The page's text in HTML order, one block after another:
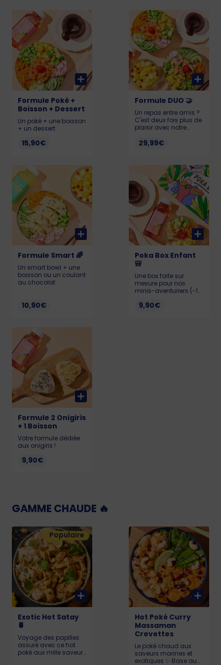
Formule Poké +
Boisson + Dessert
Un poké + une boisson
+ un dessert
15,90€
Formule DUO 🤝
Un repas entre amis ?
C'est deux fois plus de
plaisir avec notre
29,99€
Formule Smart 🌈
Un smart bowl + une
boisson ou un coulant
au chocolat
10,90€
Poka Box Enfant
🎒
Une box faite sur
mesure pour nos
minis-aventuriers (-12
trouvé la formule
9,90€
Formule 2 Onigiris
+ 1 Boisson
Votre formule dédiée
aux onigiris !
9,90€
GAMME CHAUDE 🔥
Exotic Hot Satay
🍍
Voyage des papilles
assuré avec ce hot
poké aux mille saveurs
Populaire
Hot Poké Curry
Massaman
Crevettes
Le poké chaud aux
saveurs marines et
exotiques ✨ Base au